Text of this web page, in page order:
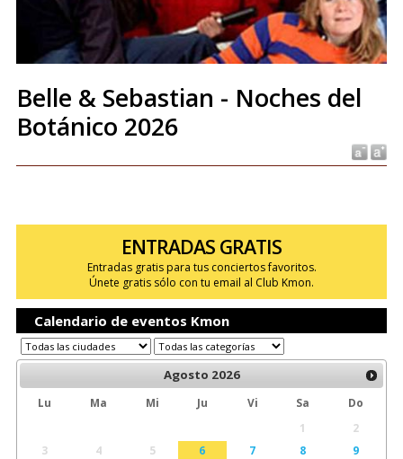
Belle & Sebastian - Noches del
Botánico 2026
ENTRADAS GRATIS
Entradas gratis para tus conciertos favoritos.
Únete gratis sólo con tu email al Club Kmon.
Calendario de eventos Kmon
Agosto 2026
Lu Ma Mi Ju Vi Sa
Do
1
2
3
4 5 6 7 8
9